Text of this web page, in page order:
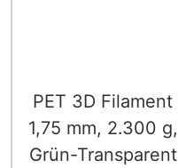
PET 3D Filament
1,75 mm, 2.300 g,
Grün-Transparent